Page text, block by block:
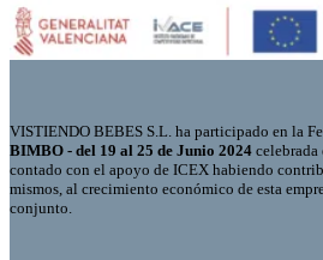
VISTIENDO BEBES S.L. ha participado en la
BIMBO - del 19 al 25 de Junio 2024
contado con el apoyo de ICEX habiendo
mismos, al crecimiento económico de esta
conjunto.